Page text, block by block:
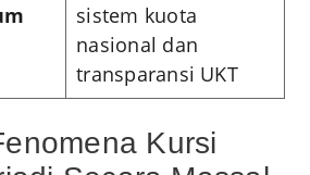
sistem kuota
nasional dan
transparansi UKT
Kursi